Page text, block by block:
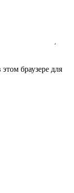
браузере для